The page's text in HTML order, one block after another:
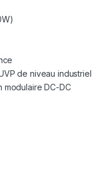
de niveau industriel
modulaire DC-DC